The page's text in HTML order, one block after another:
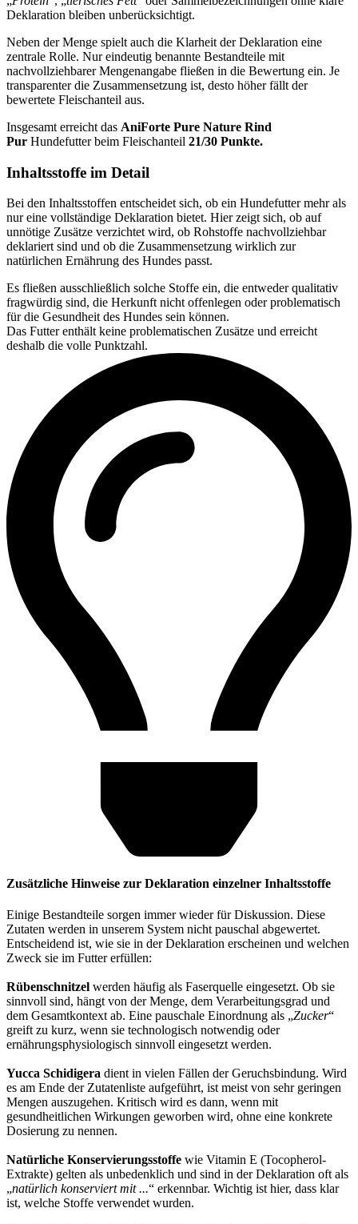
Deklaration bleiben unberücksichtigt.
Neben der Menge spielt auch die Klarheit der Deklaration eine
zentrale Rolle. Nur eindeutig benannte Bestandteile mit
nachvollziehbarer Mengenangabe fließen in die Bewertung ein. Je
transparenter die Zusammensetzung ist, desto höher fällt der
bewertete Fleischanteil aus.
Insgesamt erreicht das AniForte Pure Nature Rind
Pur Hundefutter beim Fleischanteil 21/30 Punkte.
Inhaltsstoffe im Detail
Bei den Inhaltsstoffen entscheidet sich, ob ein Hundefutter mehr als
nur eine vollständige Deklaration bietet. Hier zeigt sich, ob auf
unnötige Zusätze verzichtet wird, ob Rohstoffe nachvollziehbar
deklariert sind und ob die Zusammensetzung wirklich zur
natürlichen Ernährung des Hundes passt.
Es fließen ausschließlich solche Stoffe ein, die entweder qualitativ
fragwürdig sind, die Herkunft nicht offenlegen oder problematisch
für die Gesundheit des Hundes sein können.
Das Futter enthält keine problematischen Zusätze und erreicht
deshalb die volle Punktzahl.
Zusätzliche Hinweise zur Deklaration einzelner Inhaltsstoffe
Einige Bestandteile sorgen immer wieder für Diskussion. Diese
Zutaten werden in unserem System nicht pauschal abgewertet.
Entscheidend ist, wie sie in der Deklaration erscheinen und welchen
Zweck sie im Futter erfüllen:
Rübenschnitzel werden häufig als Faserquelle eingesetzt. Ob sie
sinnvoll sind, hängt von der Menge, dem Verarbeitungsgrad und
dem Gesamtkontext ab. Eine pauschale Einordnung als „Zucker“
greift zu kurz, wenn sie technologisch notwendig oder
ernährungsphysiologisch sinnvoll eingesetzt werden.
Yucca Schidigera dient in vielen Fällen der Geruchsbindung. Wird
es am Ende der Zutatenliste aufgeführt, ist meist von sehr geringen
Mengen auszugehen. Kritisch wird es dann, wenn mit
gesundheitlichen Wirkungen geworben wird, ohne eine konkrete
Dosierung zu nennen.
Natürliche Konservierungsstoffe wie Vitamin E (Tocopherol-
Extrakte) gelten als unbedenklich und sind in der Deklaration oft als
„natürlich konserviert mit ...“ erkennbar. Wichtig ist hier, dass klar
ist, welche Stoffe verwendet wurden.